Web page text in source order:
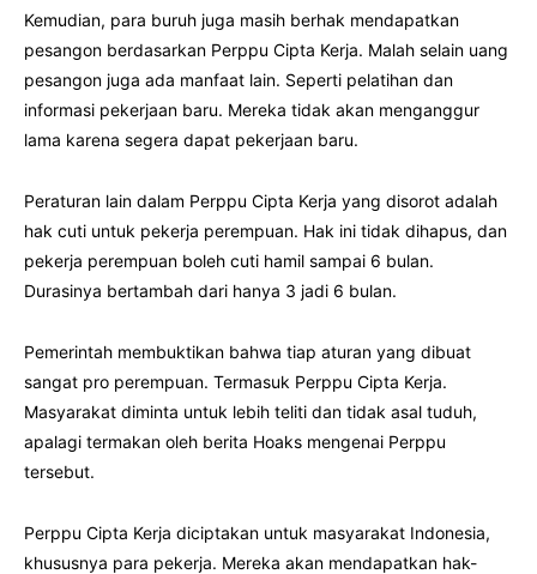
Kemudian, para buruh juga masih berhak mendapatkan
pesangon berdasarkan Perppu Cipta Kerja. Malah selain uang
pesangon juga ada manfaat lain. Seperti pelatihan dan
informasi pekerjaan baru. Mereka tidak akan menganggur
lama karena segera dapat pekerjaan baru.
Peraturan lain dalam Perppu Cipta Kerja yang disorot adalah
hak cuti untuk pekerja perempuan. Hak ini tidak dihapus, dan
pekerja perempuan boleh cuti hamil sampai 6 bulan.
Durasinya bertambah dari hanya 3 jadi 6 bulan.
Pemerintah membuktikan bahwa tiap aturan yang dibuat
sangat pro perempuan. Termasuk Perppu Cipta Kerja.
Masyarakat diminta untuk lebih teliti dan tidak asal tuduh,
apalagi termakan oleh berita Hoaks mengenai Perppu
tersebut.
Perppu Cipta Kerja diciptakan untuk masyarakat Indonesia,
khususnya para pekerja. Mereka akan mendapatkan hak-